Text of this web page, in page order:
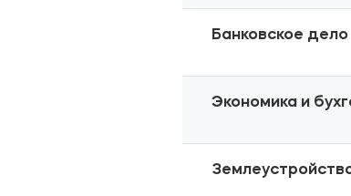
Банковское дело
Экономика и